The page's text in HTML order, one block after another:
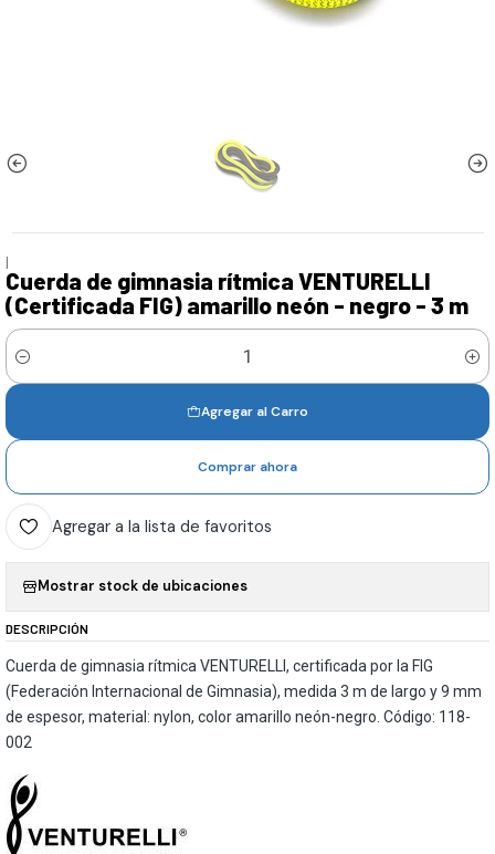
|
Cuerda de gimnasia rítmica VENTURELLI
(Certificada FIG) amarillo neón - negro - 3 m
Cantidad
Agregar al Carro
Comprar ahora
Agregar a la lista de favoritos
Mostrar stock de ubicaciones
DESCRIPCIÓN
Cuerda de gimnasia rítmica VENTURELLI, certificada por la FIG
(Federación Internacional de Gimnasia), medida 3 m de largo y 9 mm
de espesor, material: nylon, color amarillo neón-negro. Código: 118-
002